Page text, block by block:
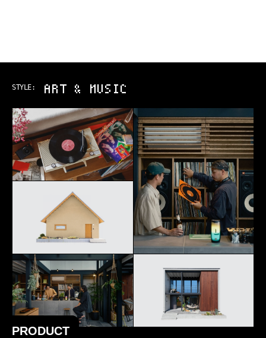
STYLE: ART & MUSIC
PRODUCT